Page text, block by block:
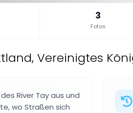
3
Fotos
Vereinigtes
River Tay aus und
wo Straßen sich